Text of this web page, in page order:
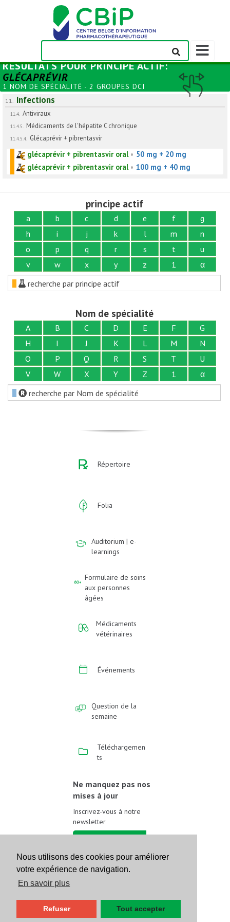
Nous utilisons des cookies pour améliorer
votre expérience de navigation.
En savoir plus
Refuser Tout accepter
Afficher/
la
de
navigation
RÉSULTATS POURPRINCIPE ACTIF:
GLÉCAPRÉVIR
1 NOM DE SPÉCIALITÉ - 2 GROUPES DCI
11. Infections
11.4. Antiviraux
11.4.5. Médicaments de l'hépatite C chronique
11.4.5.4. Glécaprévir + pibrentasvir
glécaprévir + pibrentasvir oral• 50 mg + 20 mg
glécaprévir + pibrentasvir oral• 100 mg + 40 mg
principe actif
a b c d e f
g
h
i j k l m
n
o
p q r s t
u
v
w x y z 1
α
recherche par principe actif
Nom de spécialité
A B C D E F
G
H
I J K L M
N
O
P Q R S T
U
V
W X Y Z 1
α
recherche par Nom de spécialité
Répertoire
Folia
Auditorium | e-
learnings
Formulaire de soins
aux personnes
âgées
Médicaments
vétérinaires
Événements
Question de la
semaine
Téléchargemen
ts
Ne manquez pas nos
mises à jour
Inscrivez-vous à notre
newsletter
Suivez-nous sur les